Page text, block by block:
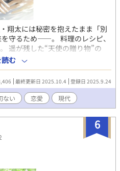
翔太には秘密を抱えたまま「別
守るため――。 料理のレシピ、
遥が残した“天使の贈り物”の
、やがて彼を未来へと導いてい
も温かい愛の物語。
む
最終更新日 2025.10.4 登録日 2025.9.24
ない 恋愛 現代
6